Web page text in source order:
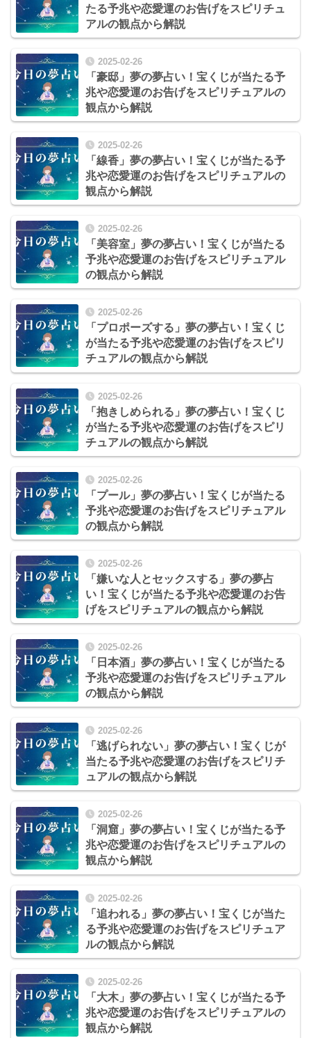
たる予兆や恋愛運のお告げをスピリチュ
アルの観点から解説
2025-02-26
「豪邸」夢の夢占い！宝くじが当たる予
兆や恋愛運のお告げをスピリチュアルの
観点から解説
2025-02-26
「線香」夢の夢占い！宝くじが当たる予
兆や恋愛運のお告げをスピリチュアルの
観点から解説
2025-02-26
「美容室」夢の夢占い！宝くじが当たる
予兆や恋愛運のお告げをスピリチュアル
の観点から解説
2025-02-26
「プロポーズする」夢の夢占い！宝くじ
が当たる予兆や恋愛運のお告げをスピリ
チュアルの観点から解説
2025-02-26
「抱きしめられる」夢の夢占い！宝くじ
が当たる予兆や恋愛運のお告げをスピリ
チュアルの観点から解説
2025-02-26
「プール」夢の夢占い！宝くじが当たる
予兆や恋愛運のお告げをスピリチュアル
の観点から解説
2025-02-26
「嫌いな人とセックスする」夢の夢占
い！宝くじが当たる予兆や恋愛運のお告
げをスピリチュアルの観点から解説
2025-02-26
「日本酒」夢の夢占い！宝くじが当たる
予兆や恋愛運のお告げをスピリチュアル
の観点から解説
2025-02-26
「逃げられない」夢の夢占い！宝くじが
当たる予兆や恋愛運のお告げをスピリチ
ュアルの観点から解説
2025-02-26
「洞窟」夢の夢占い！宝くじが当たる予
兆や恋愛運のお告げをスピリチュアルの
観点から解説
2025-02-26
「追われる」夢の夢占い！宝くじが当た
る予兆や恋愛運のお告げをスピリチュア
ルの観点から解説
2025-02-26
「大木」夢の夢占い！宝くじが当たる予
兆や恋愛運のお告げをスピリチュアルの
観点から解説